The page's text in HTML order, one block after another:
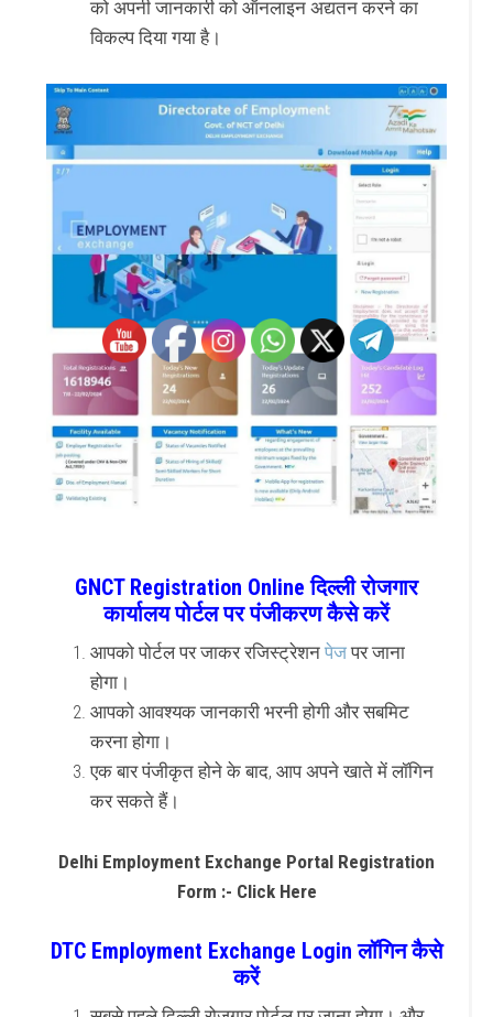
को अपनी जानकारी को ऑनलाइन अद्यतन करने का
विकल्प दिया गया है।
GNCT Registration Online दिल्ली रोजगार
कार्यालय पोर्टल पर पंजीकरण कैसे करें
आपको पोर्टल पर जाकर रजिस्ट्रेशनपेजपर जाना
होगा।
आपको आवश्यक जानकारी भरनी होगी और सबमिट
करना होगा।
एक बार पंजीकृत होने के बाद, आप अपने खाते में लॉगिन
कर सकते हैं।
Delhi Employment Exchange Portal Registration
Form :- Click Here
DTC Employment Exchange Login लॉगिन कैसे
करें